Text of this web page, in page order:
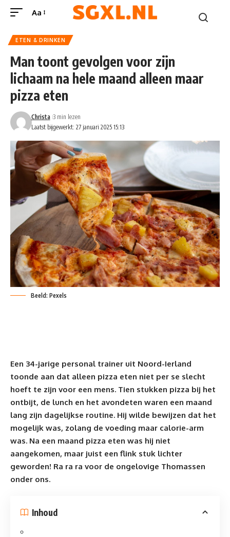
Aa
ETEN & DRINKEN
Man toont gevolgen voor zijn
lichaam na hele maand alleen maar
pizza eten
Laatst bijgewerkt: 27 januari 2025 15:13
Christa 3 min lezen
Beeld: Pexels
Een 34-jarige personal trainer uit Noord-Ierland
toonde aan dat alleen pizza eten niet per se slecht
hoeft te zijn voor een mens. Tien stukken pizza bij het
ontbijt, de lunch en het avondeten waren een maand
lang zijn dagelijkse routine. Hij wilde bewijzen dat het
mogelijk was, zolang de voeding maar calorie-arm
was. Na een maand pizza eten was hij niet
aangekomen, maar juist een flink stuk lichter
geworden! Ra ra ra voor de ongelovige Thomassen
onder ons.
Inhoud